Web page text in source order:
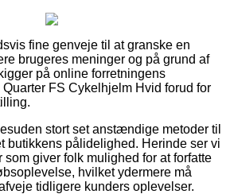
fine genveje til at granske en
brugeres meninger og på grund af
på online forretningens
FS Cykelhjelm Hvid forud for
stort set anstændige metoder til
butikkens pålidelighed. Herinde ser vi
giver folk mulighed for at forfatte
hvilket ydermere må
tidligere kunders oplevelser.